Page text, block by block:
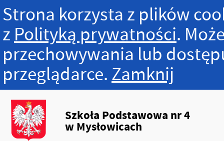
Strona korzysta z plików
zPolityką prywatności.
przechowywania lub
przeglądarce.Zamknij
Szkoła Podstawowa nr 4
w Mysłowicach